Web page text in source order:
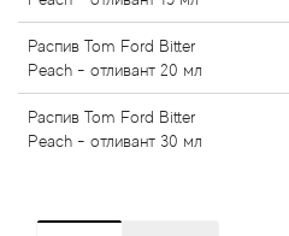
Распив Tom Ford Bitter
Peach - отливант 20 мл
Распив Tom Ford Bitter
Peach - отливант 30 мл